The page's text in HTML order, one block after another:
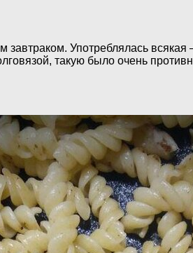
Употреблялась
такую было очень